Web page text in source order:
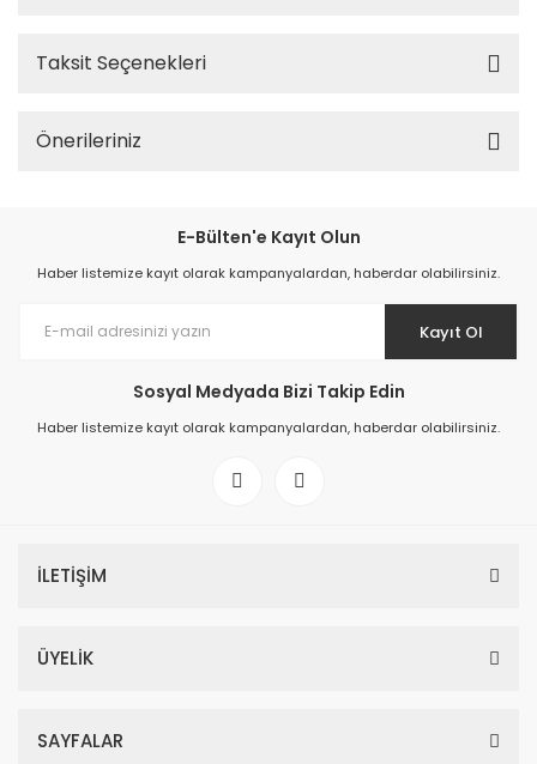
Taksit Seçenekleri
Önerileriniz
E-Bülten'e Kayıt Olun
Haber listemize kayıt olarak kampanyalardan, haberdar olabilirsiniz.
Kayıt Ol
Sosyal Medyada Bizi Takip Edin
Haber listemize kayıt olarak kampanyalardan, haberdar olabilirsiniz.
İLETİŞİM
ÜYELİK
SAYFALAR